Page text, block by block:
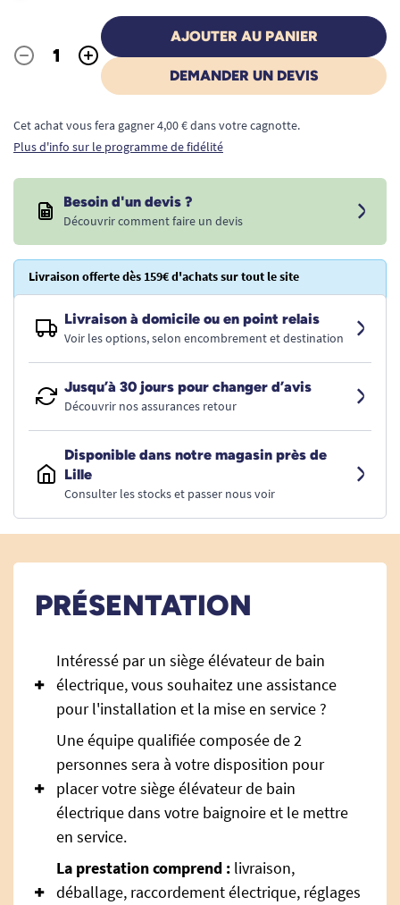
Quantité
- +
AJOUTER AU PANIER
DEMANDER UN DEVIS
Cet achat vous fera gagner 4,00 € dans votre cagnotte.
Plus d'info sur le programme de fidélité
Besoin d'un devis ?
Découvrir comment faire un devis
Livraison offerte dès 159€ d'achats sur tout le site
Livraison à domicile ou en point relais
Voir les options, selon encombrement et destination
Jusqu’à 30 jours pour changer d’avis
Découvrir nos assurances retour
Disponible dans notre magasin près de
Lille
Consulter les stocks et passer nous voir
PRÉSENTATION
Intéressé par un siège élévateur de bain
électrique, vous souhaitez une assistance
pour l'installation et la mise en service ?
Une équipe qualifiée composée de 2
personnes sera à votre disposition pour
placer votre siège élévateur de bain
électrique dans votre baignoire et le mettre
en service.
La prestation comprend : livraison,
déballage, raccordement électrique, réglages